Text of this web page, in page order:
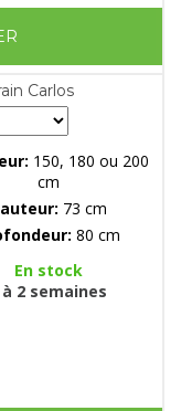
Carlos
150, 180 ou 200
cm
73 cm
80 cm
En stock
à 2 semaines